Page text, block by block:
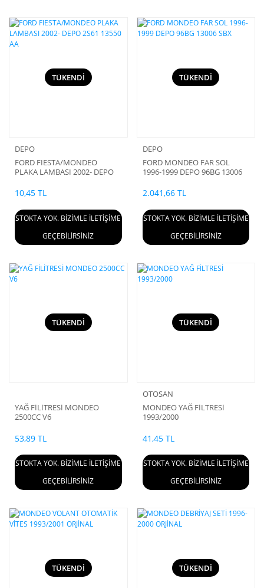
TÜKENDİ
DEPO
FORD FIESTA/MONDEO
PLAKA LAMBASI 2002- DEPO
10,45 TL
STOKTA YOK. BİZİMLE İLETİŞİME
GEÇEBİLİRSİNİZ
TÜKENDİ
DEPO
FORD MONDEO FAR SOL
1996-1999 DEPO 96BG 13006
2.041,66 TL
STOKTA YOK. BİZİMLE İLETİŞİME
GEÇEBİLİRSİNİZ
TÜKENDİ
YAĞ FİLİTRESİ MONDEO
2500CC V6
53,89 TL
STOKTA YOK. BİZİMLE İLETİŞİME
GEÇEBİLİRSİNİZ
TÜKENDİ
OTOSAN
MONDEO YAĞ FİLTRESİ
1993/2000
41,45 TL
STOKTA YOK. BİZİMLE İLETİŞİME
GEÇEBİLİRSİNİZ
TÜKENDİ TÜKENDİ